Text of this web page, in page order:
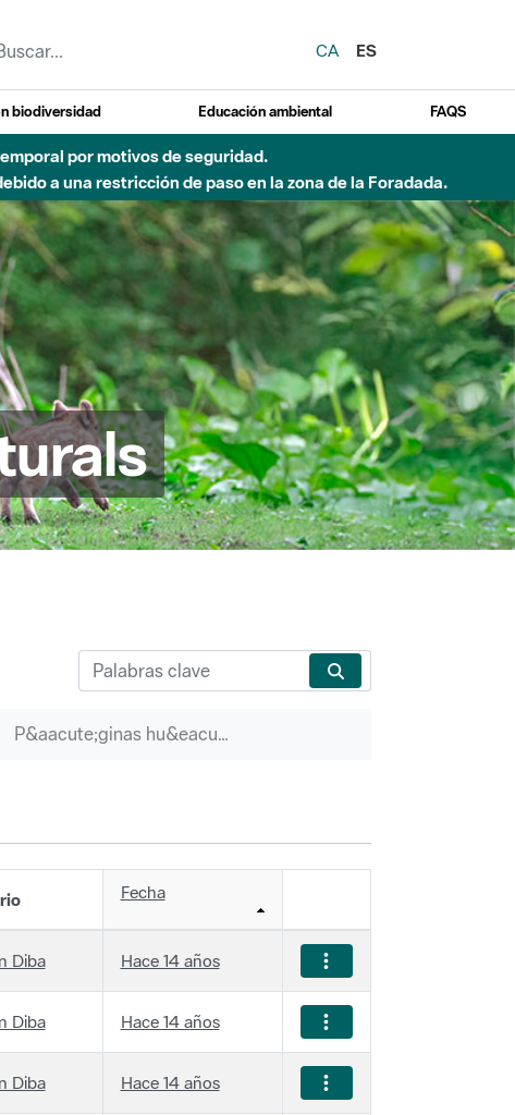
CA
ES
biodiversidad Educación ambiental FAQS
por motivos de seguridad.
a una restricción de paso en la zona de la Foradada.
P&aacute;ginas hu&eacute;rfanas
Fecha
Diba Hace 14 años
Diba Hace 14 años
Diba Hace 14 años